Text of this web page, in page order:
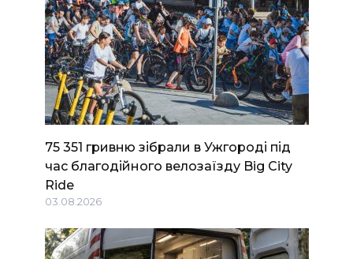
75 351 гривню зібрали в Ужгороді під
час благодійного велозаїзду Big Сity
Ride
03.08.2026